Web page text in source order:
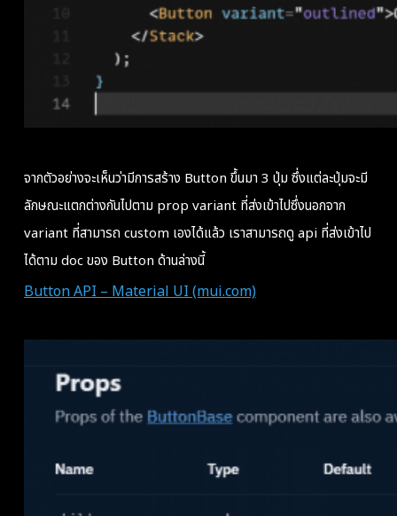
จากตัวอย่างจะเห็นว่ามีการสร้าง Button ขึ้นมา 3 ปุ่ม ซึ่งแต่ละปุ่มจะมี
ลักษณะแตกต่างกันไปตาม prop variant ที่ส่งเข้าไปซึ่งนอกจาก
variant ที่สามารถ custom เองได้แล้ว เราสามารถดู api ที่ส่งเข้าไป
ได้ตาม doc ของ Button ด้านล่างนี้
Button API – Material UI (mui.com)